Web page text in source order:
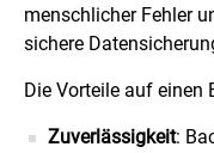
menschlicher Fehler
sichere
Die Vorteile auf einen
Zuverlässigkeit: